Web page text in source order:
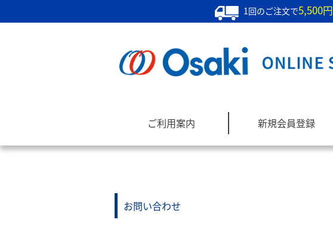
1回のご注文で5,500円
ご利用案内 新規会員登録
お問い合わせ